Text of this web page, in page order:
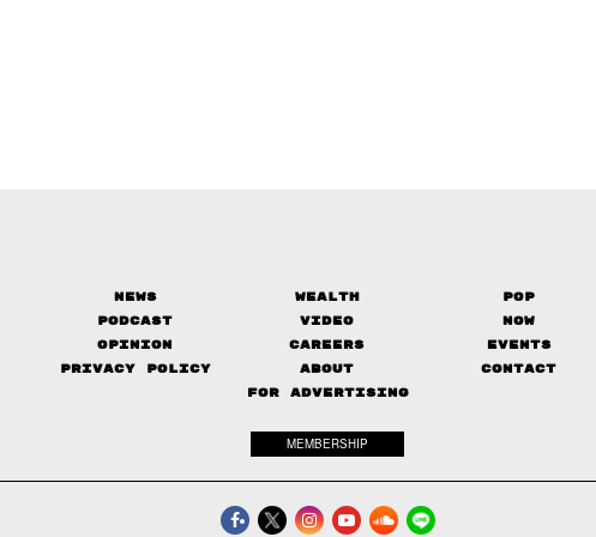
News Wealth
Pop
Podcast
Video
Now
Opinion
Careers
Events
Privacy Policy
About
Contact
FOR ADVERTISING
MEMBERSHIP